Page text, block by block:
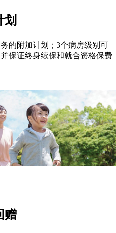
划
的附加计划；3个病房级别可
保证终身续保和就合资格保费
赠